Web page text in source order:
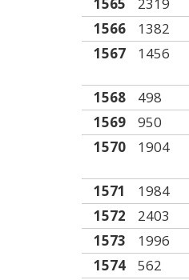
1566
1382
1567
1456
1568 498
1569
950
1570
1904
1571 1984
1572
2403
1573
1996
1574
562